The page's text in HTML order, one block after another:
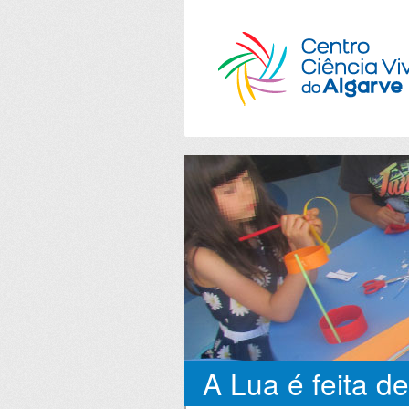
A Lua é feita